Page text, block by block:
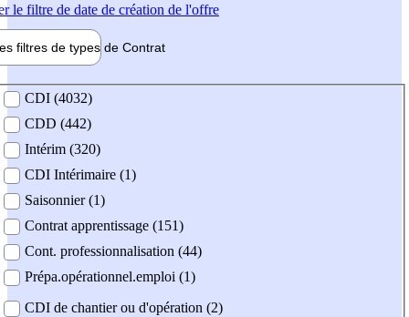
le filtre de date de création de l'offre
filtres de types de Contrat
contrat
CDI (4032)
CDD (442)
Intérim (320)
CDI Intérimaire (1)
Saisonnier (1)
Contrat apprentissage (151)
Cont. professionnalisation (44)
Prépa.opérationnel.emploi (1)
CDI de chantier ou d'opération (2)